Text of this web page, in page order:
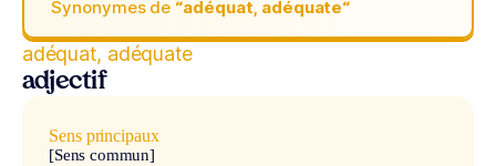
Synonymes de “adéquat, adéquate“
adéquat, adéquate
adjectif
Sens principaux
[Sens commun]